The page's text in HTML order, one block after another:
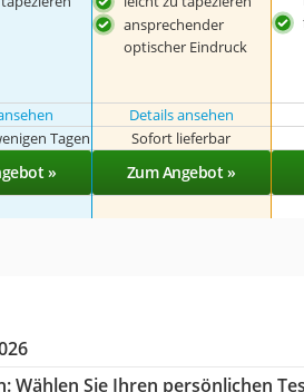
ansprechender
optischer Eindruck
Details ansehen
Tagen Sofort lieferbar
» Zum Angebot »
Wählen Sie Ihren persönlichen